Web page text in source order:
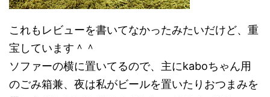
これもレビューを書いてなかったみたいだけど、重
宝しています＾＾
ソファーの横に置いてるので、主にkaboちゃん用
のごみ箱兼、夜は私がビールを置いたりおつまみを